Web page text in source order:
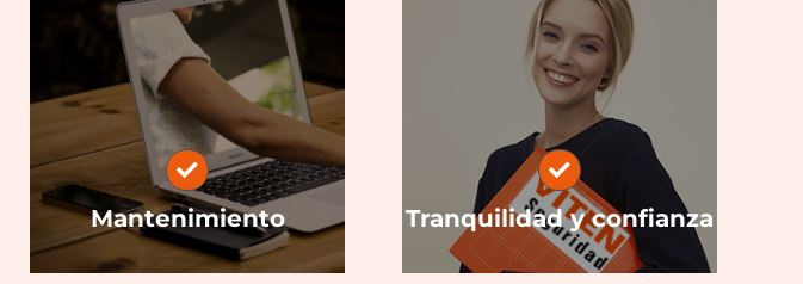
Mantenimiento Tranquilidad y confianza